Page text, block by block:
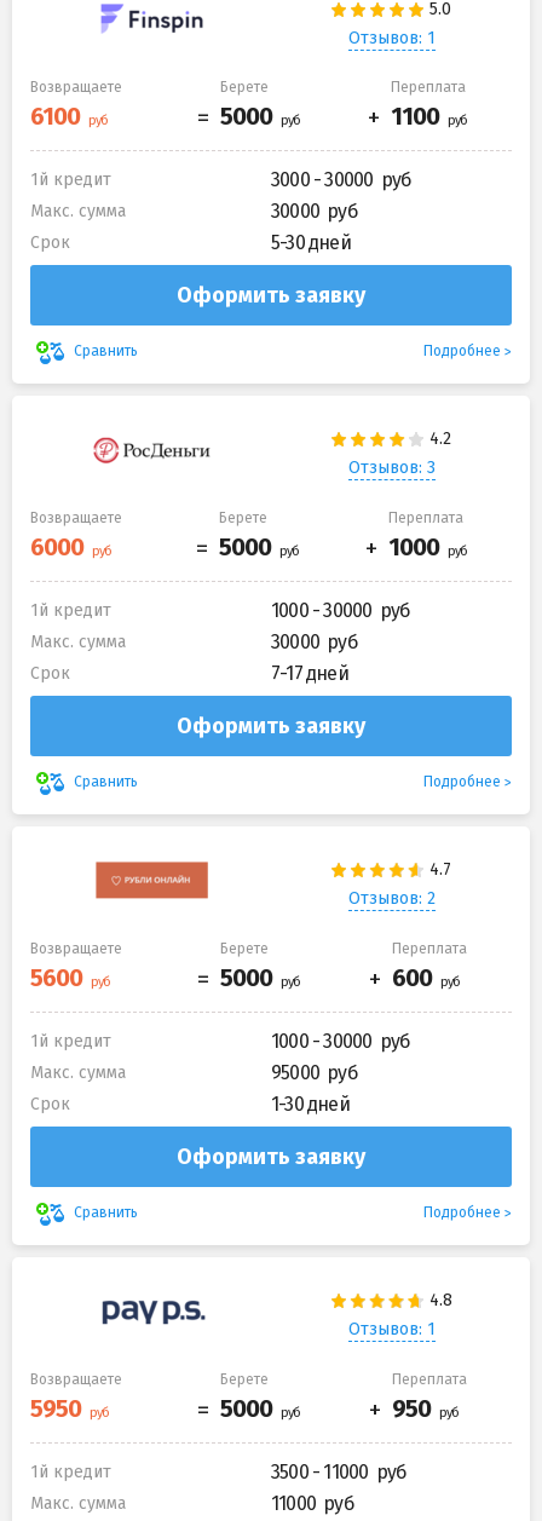
Отзывов: 1
Возвращаете Берете Переплата
1й кредит 3000 - 30000
Макс. сумма 30000
Срок 5-30 дней
Оформить заявку
Сравнить Подробнее
Отзывов: 3
Возвращаете Берете Переплата
1й кредит 1000 - 30000
Макс. сумма 30000
Срок 7-17 дней
Оформить заявку
Сравнить Подробнее
Отзывов: 2
Возвращаете Берете Переплата
1й кредит 1000 - 30000
Макс. сумма 95000
Срок 1-30 дней
Оформить заявку
Сравнить Подробнее
Отзывов: 1
Возвращаете Берете Переплата
1й кредит 3500 - 11000
Макс. сумма 11000